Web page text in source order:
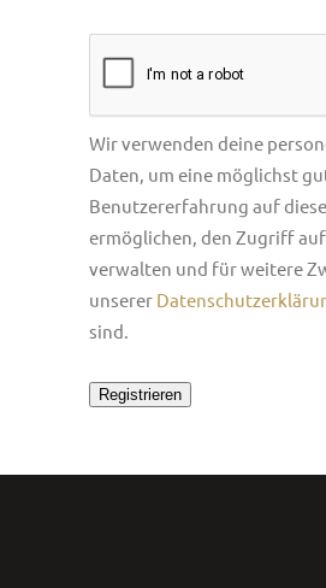
Wir verwenden deine
Daten, um eine möglichst
Benutzererfahrung auf
ermöglichen, den Zugriff
verwalten und für weitere
unserer
sind.
Registrieren